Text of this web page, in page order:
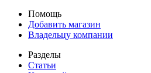
Помощь
Добавить магазин
Владельцу компании
Разделы
Статьи